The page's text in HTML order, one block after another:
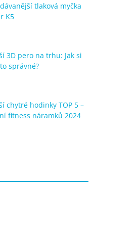
tlaková myčka
K5
3D pero na trhu: Jak si
správné?
chytré hodinky TOP 5 –
fitness náramků 2024